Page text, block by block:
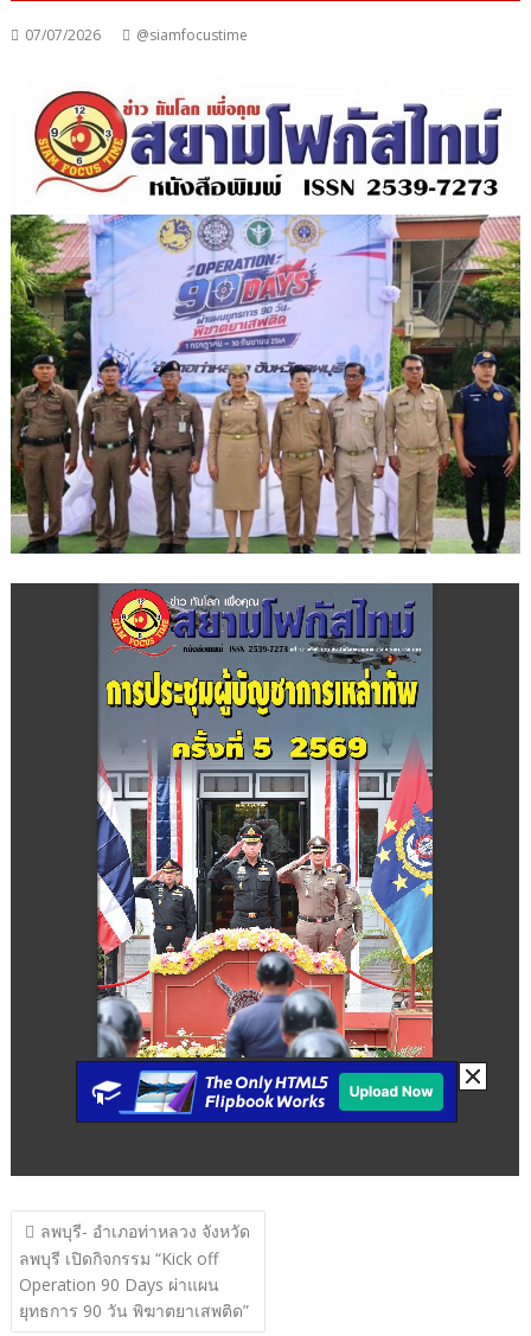
07/07/2026 @siamfocustime
แนะแนว
เรื่อง
ลพบุรี- อำเภอท่าหลวง จังหวัด
ลพบุรี เปิดกิจกรรม “Kick off
Operation 90 Days ผ่าแผน
ยุทธการ 90 วัน พิฆาตยาเสพติด”